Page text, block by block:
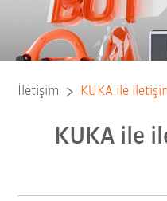
İletişim KUKA ile
KUKA ile